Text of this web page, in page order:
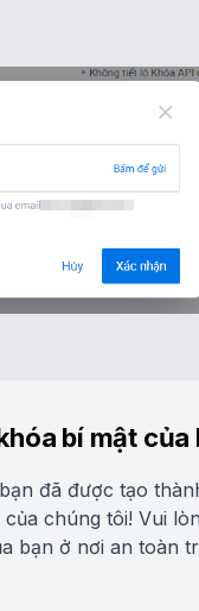
bí mật của
đã được tạo
chúng tôi! Vui
bạn ở nơi an toàn